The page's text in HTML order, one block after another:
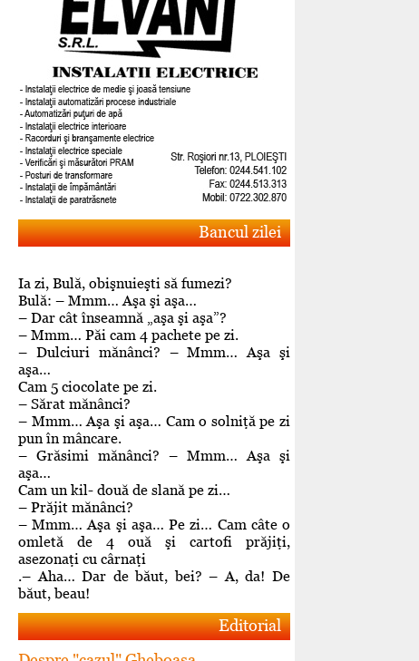
Bancul zilei
Ia zi, Bulă, obişnuieşti să fumezi?
Bulă: – Mmm… Aşa şi aşa…
– Dar cât înseamnă „aşa şi aşa”?
– Mmm… Păi cam 4 pachete pe zi.
– Dulciuri mănânci? – Mmm… Aşa şi
aşa…
Cam 5 ciocolate pe zi.
– Sărat mănânci?
– Mmm… Aşa şi aşa… Cam o solniţă pe zi
pun în mâncare.
– Grăsimi mănânci? – Mmm… Aşa şi
aşa…
Cam un kil- două de slană pe zi…
– Prăjit mănânci?
– Mmm… Aşa şi aşa… Pe zi… Cam câte o
omletă de 4 ouă şi cartofi prăjiţi,
asezonaţi cu cârnaţi
.– Aha… Dar de băut, bei? – A, da! De
băut, beau!
Editorial